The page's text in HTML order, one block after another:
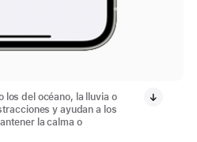
los del océano, la lluvia o
y ayudan a los
la calma o